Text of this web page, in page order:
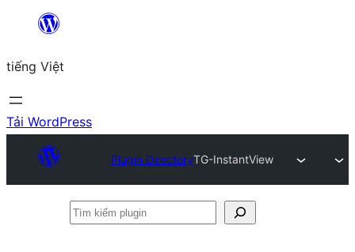
Chuyển
phần
nội
dung
tiếng Việt
Tải WordPress
Plugin DirectoryTG-InstantView
Tìm